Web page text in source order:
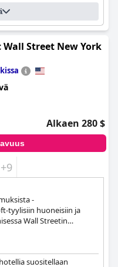
Street New York
Alkaen 280 $
+9
-
tyylisiin huoneisiin ja
Wall Streetin
suositellaan